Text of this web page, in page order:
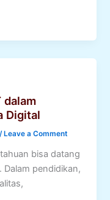
dalam
Digital
/Leave a Comment
bisa datang
Dalam pendidikan,